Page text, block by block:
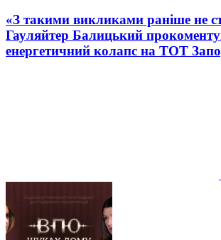
«З такими викликами раніше не
Гауляйтер Балицький
енергетичний колапс на ТОТ